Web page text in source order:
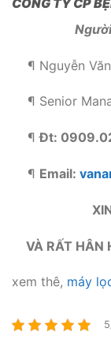
¶ Nguyễn Văn
¶ Senior
¶Đt:
¶ Email:
VÀ RẤT HÂN
xem thê, máy